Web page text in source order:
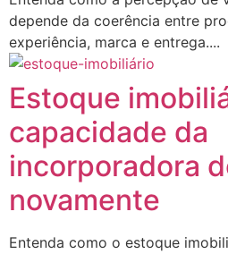
depende da coerência entre
experiência, marca e entrega....
Estoque
capacidade da
incorporadora
novamente
Entenda como o estoque